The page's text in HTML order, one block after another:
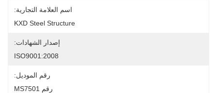
اسم العلامة التجارية:
KXD Steel Structure
إصدار الشهادات:
ISO9001:2008
رقم الموديل:
رقم MS7501